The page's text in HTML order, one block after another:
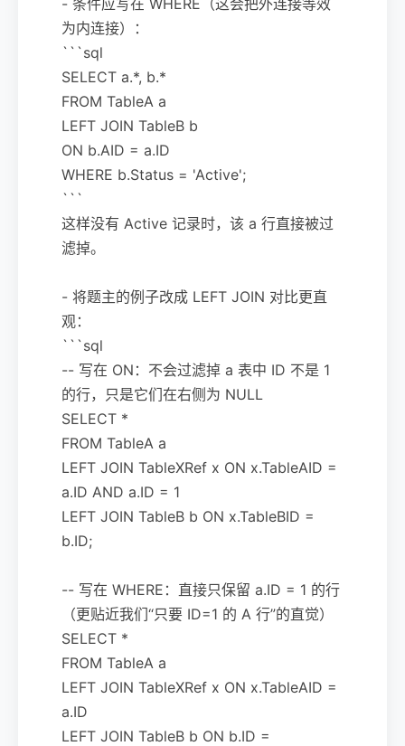
为内连接）：
```sql
SELECT a.*, b.*
FROM TableA a
LEFT JOIN TableB b
ON b.AID = a.ID
WHERE b.Status = 'Active';
```
这样没有 Active 记录时，该 a 行直接被过
滤掉。
- 将题主的例子改成 LEFT JOIN 对比更直
观：
```sql
-- 写在 ON：不会过滤掉 a 表中 ID 不是 1
的行，只是它们在右侧为 NULL
SELECT *
FROM TableA a
LEFT JOIN TableXRef x ON x.TableAID =
a.ID AND a.ID = 1
LEFT JOIN TableB b ON x.TableBID =
b.ID;
-- 写在 WHERE：直接只保留 a.ID = 1 的行
（更贴近我们“只要 ID=1 的 A 行”的直觉）
SELECT *
FROM TableA a
LEFT JOIN TableXRef x ON x.TableAID =
a.ID
LEFT JOIN TableB b ON b.ID =